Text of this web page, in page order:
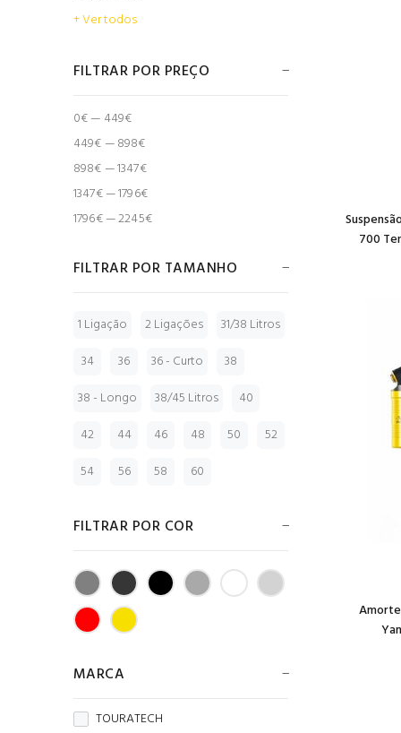
+ Ver todos
FILTRAR POR PREÇO
0€ — 449€
449€ — 898€
898€ — 1347€
1347€ — 1796€
1796€ — 2245€
FILTRAR POR TAMANHO
1 Ligação 2 Ligações
31/38 Litros
34
36 36 - Curto
38
38 - Longo
38/45 Litros
40
42
44 46 48 50
52
54
56 58 60
FILTRAR POR COR
MARCA
TOURATECH
700